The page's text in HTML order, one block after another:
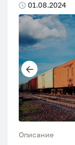
01.08.2024
Описание